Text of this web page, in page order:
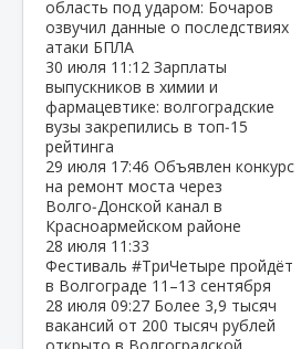
область под ударом: Бочаров
озвучил данные о последствиях
атаки БПЛА
30 июля 11:12 Зарплаты
выпускников в химии и
фармацевтике: волгоградские
вузы закрепились в топ‑15
рейтинга
29 июля 17:46 Объявлен конкурс
на ремонт моста через
Волго‑Донской канал в
Красноармейском районе
28 июля 11:33
Фестиваль #ТриЧетыре пройдёт
в Волгограде 11–13 сентября
28 июля 09:27 Более 3,9 тысяч
вакансий от 200 тысяч рублей